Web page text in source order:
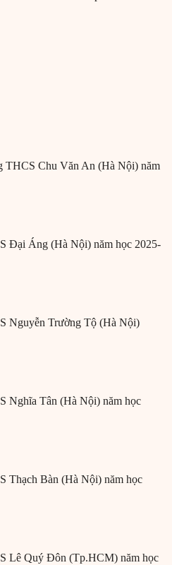
THCS Chu Văn An (Hà Nội) năm
Đại Áng (Hà Nội) năm học 2025-
Nguyễn Trường Tộ (Hà Nội)
Nghĩa Tân (Hà Nội) năm học
Thạch Bàn (Hà Nội) năm học
Lê Quý Đôn (Tp.HCM) năm học